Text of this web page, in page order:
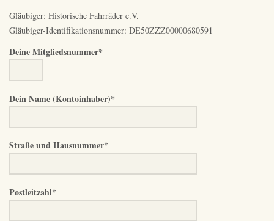
Gläubiger: Historische Fahrräder e.V.
Gläubiger-Identifikationsnummer: DE50ZZZ00000680591
Deine Mitgliedsnummer*
Dein Name (Kontoinhaber)*
Straße und Hausnummer*
Postleitzahl*